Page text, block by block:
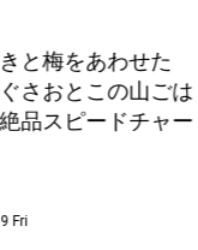
と梅をあわせた
ぐさおとこの山ごは
品スピードチャー
Fri